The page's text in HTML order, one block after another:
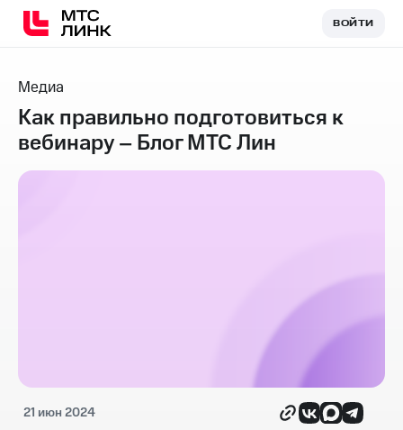
ВОЙТИВОЙТИ
Медиа
Как правильно подготовиться к
вебинару – Блог МТС Лин
21 июн 2024